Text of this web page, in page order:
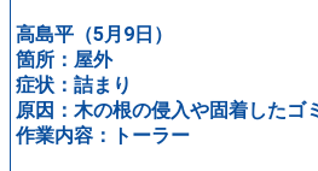
高島平（5月9日）
箇所：屋外
症状：詰まり
原因：木の根の侵入や固着したゴ
作業内容：トーラー